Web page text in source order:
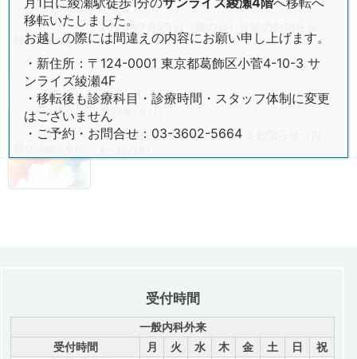
2026年7月13日
2026年7月20日（海の日）休診のお知らせ
2026年7月7日
患者様用駐車場ご利用に関するお知らせ（7/
受付時間
一般内科外来
受付時間
月 火 水 木 金 土 日
祝
移転いたしました。
お越しの際には間違えの内容にお願い申し上げます。
・新住所：〒124-0001 東京都葛飾区小菅4-10-3 サ
ンライズ綾瀬4F
・移転後も診療科目・診療時間・スタッフ体制に変更
はございません
・ご予約・お問合せ：03-3602-5664